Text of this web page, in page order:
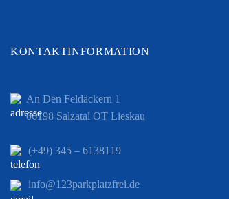
KONTAKTINFORMATION
An Den Feldäckern 1
06198 Salzatal OT Lieskau
(+49) 345 – 6138119
info@123parkplatzfrei.de